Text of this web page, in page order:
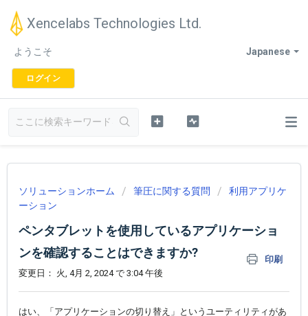
Xencelabs Technologies Ltd.
Japanese
ようこそ
ログイン
ソリューションホーム 筆圧に関する質問
利用アプリケ
ーション
ペンタブレットを使用しているアプリケーショ
ンを確認することはできますか?
印刷
変更日： 火, 4月 2, 2024 で 3:04 午後
はい、「アプリケーションの切り替え」というユーティリティがあ